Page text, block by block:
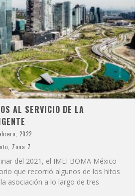
AL SERVICIO DE LA
2022
, Zona 7
del 2021, el IMEI BOMA México
que recorrió algunos de los hitos
asociación a lo largo de tres